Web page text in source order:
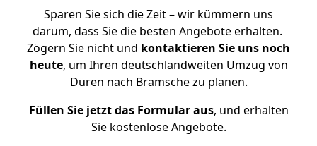
Sparen Sie sich die Zeit – wir kümmern uns
darum, dass Sie die besten Angebote erhalten.
Zögern Sie nicht und kontaktieren Sie uns noch
heute, um Ihren deutschlandweiten Umzug von
Düren nach Bramsche zu planen.
Füllen Sie jetzt das Formular aus, und erhalten
Sie kostenlose Angebote.